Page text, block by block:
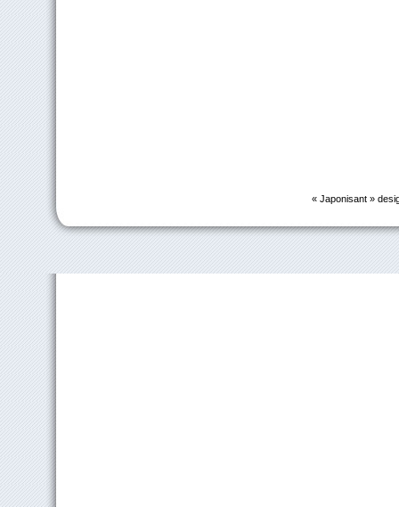
« Japonisant »